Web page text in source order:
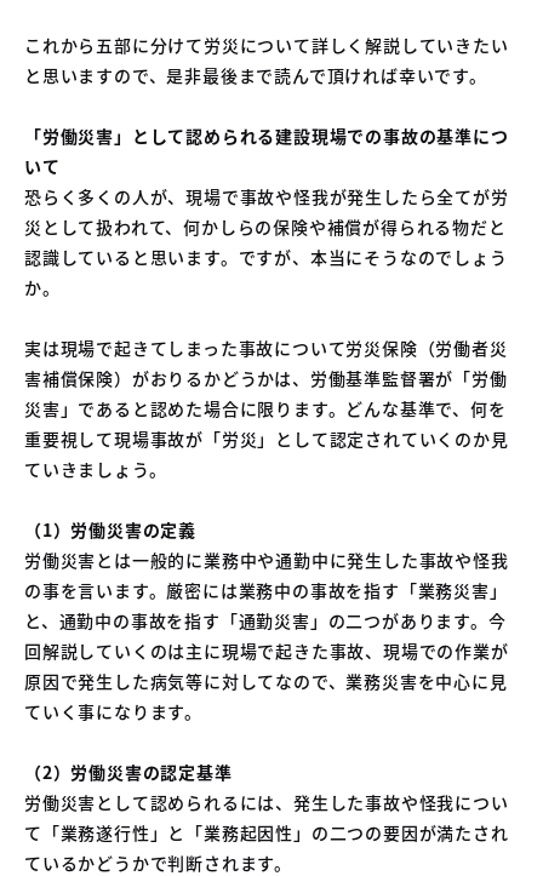
これから五部に分けて労災について詳しく解説していきたい
と思いますので、是非最後まで読んで頂ければ幸いです。
「労働災害」として認められる建設現場での事故の基準につ
いて
恐らく多くの人が、現場で事故や怪我が発生したら全てが労
災として扱われて、何かしらの保険や補償が得られる物だと
認識していると思います。ですが、本当にそうなのでしょう
か。
実は現場で起きてしまった事故について労災保険（労働者災
害補償保険）がおりるかどうかは、労働基準監督署が「労働
災害」であると認めた場合に限ります。どんな基準で、何を
重要視して現場事故が「労災」として認定されていくのか見
ていきましょう。
（1）労働災害の定義
労働災害とは一般的に業務中や通勤中に発生した事故や怪我
の事を言います。厳密には業務中の事故を指す「業務災害」
と、通勤中の事故を指す「通勤災害」の二つがあります。今
回解説していくのは主に現場で起きた事故、現場での作業が
原因で発生した病気等に対してなので、業務災害を中心に見
ていく事になります。
（2）労働災害の認定基準
労働災害として認められるには、発生した事故や怪我につい
て「業務遂行性」と「業務起因性」の二つの要因が満たされ
ているかどうかで判断されます。